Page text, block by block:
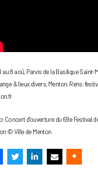
au 8 aoû, Parvis de la Basilique Saint-
& lieux divers, Menton. Rens:
Concert d’ouverture du 69e Festival
© Ville de Menton